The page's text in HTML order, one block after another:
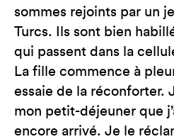
sommes rejoints par un
Turcs. Ils sont bien
qui passent dans la
La fille commence à
essaie de la réconforter.
mon petit-déjeuner que
encore arrivé. Je le